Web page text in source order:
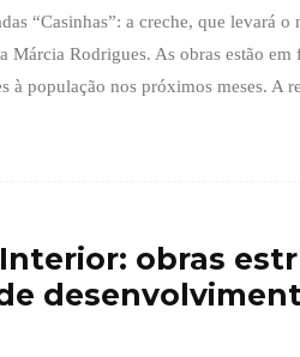
“Casinhas”: a creche, que levará
Márcia Rodrigues. As obras estão
à população nos próximos meses. A
Interior: obras